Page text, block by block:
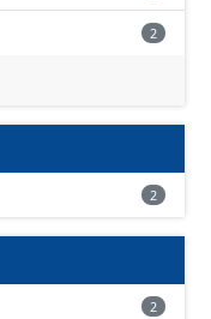
2
2
2